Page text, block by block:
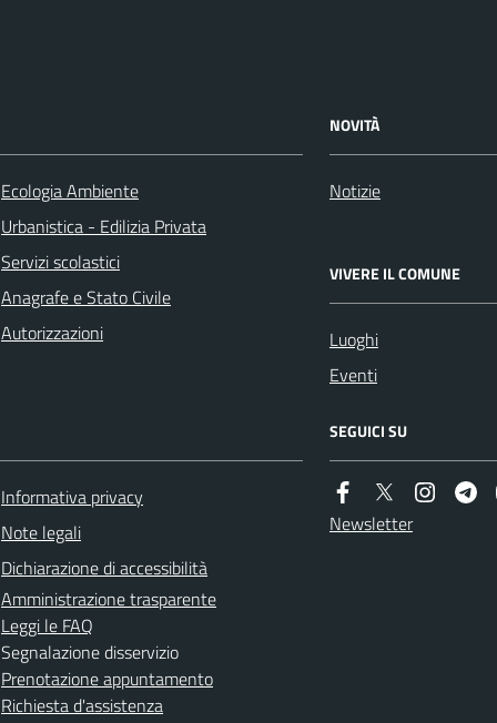
Ecologia Ambiente
Urbanistica - Edilizia Privata
Servizi scolastici
Anagrafe e Stato Civile
Autorizzazioni
NOVITÀ
Notizie
VIVERE IL COMUNE
Luoghi
Eventi
Informativa privacy
Note legali
Dichiarazione di accessibilità
Amministrazione trasparente
Leggi le FAQ
Segnalazione disservizio
Prenotazione appuntamento
Richiesta d'assistenza
SEGUICI SU
Newsletter